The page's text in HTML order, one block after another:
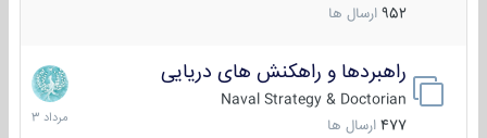
952 ارسال ها
راهبردها و راهکنش های دریایی
Naval Strategy & Doctorian
477 ارسال ها
2
مرداد
1403